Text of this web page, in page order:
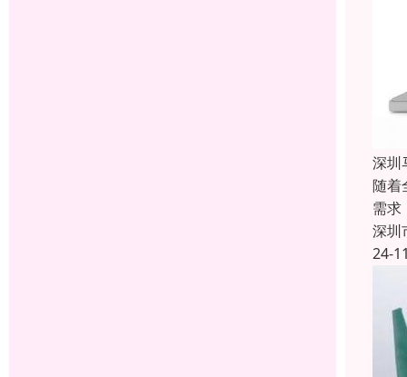
深圳
随着
需求
深圳
24-